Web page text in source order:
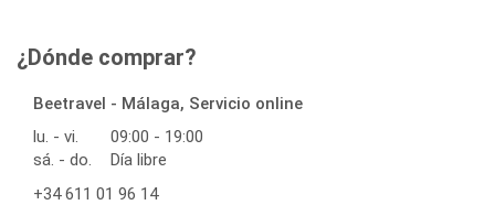
¿Dónde comprar?
Beetravel - Málaga, Servicio online
lu. - vi.
09:00 - 19:00
sá. - do.
Día libre
+34 611 01 96 14